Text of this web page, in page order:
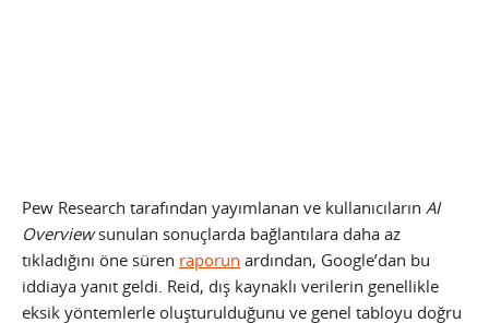
Pew Research tarafından yayımlanan ve kullanıcıların AI
Overviewsunulan sonuçlarda bağlantılara daha az
tıkladığını öne süren raporun ardından, Google’dan bu
iddiaya yanıt geldi. Reid, dış kaynaklı verilerin genellikle
eksik yöntemlerle oluşturulduğunu ve genel tabloyu doğru